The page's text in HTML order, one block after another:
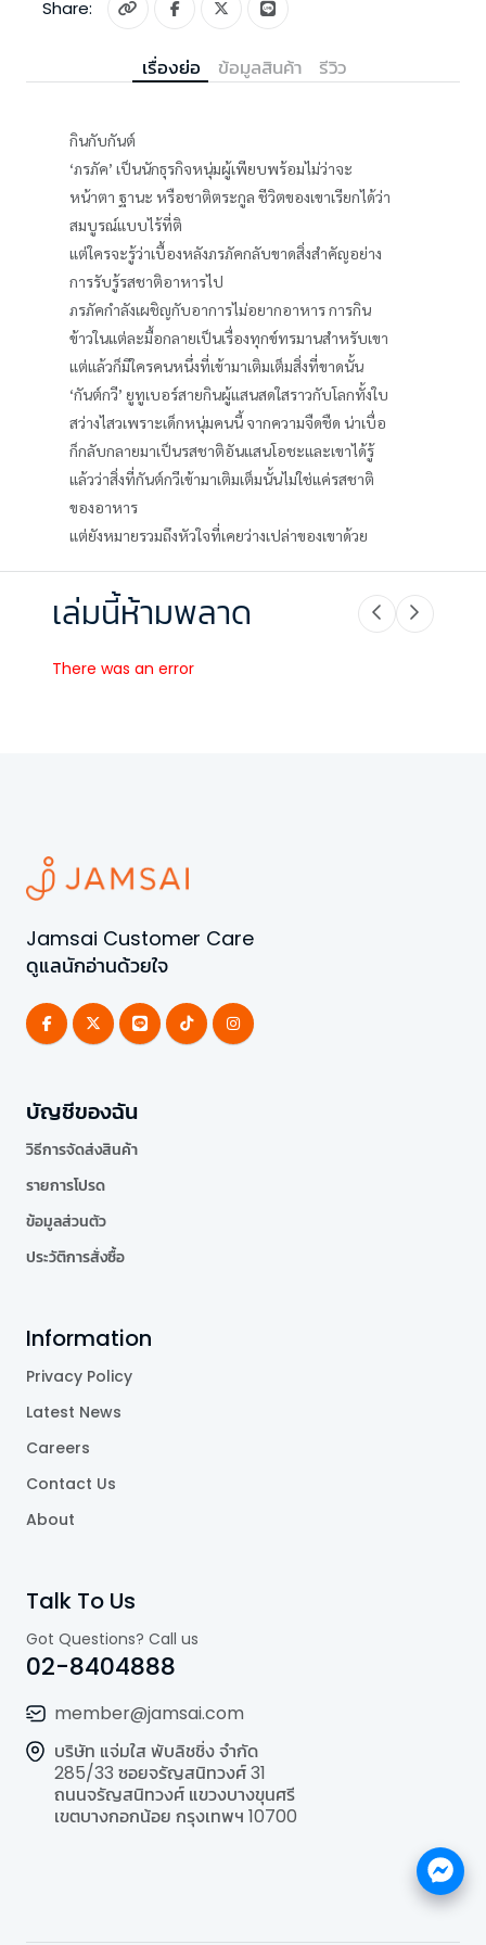
Share:
เรื่องย่อ ข้อมูลสินค้า รีวิว
กินกับกันต์
‘ภรภัค’ เป็นนักธุรกิจหนุ่มผู้เพียบพร้อมไม่ว่าจะ
หน้าตา ฐานะ หรือชาติตระกูล ชีวิตของเขาเรียกได้ว่า
สมบูรณ์แบบไร้ที่ติ
แต่ใครจะรู้ว่าเบื้องหลังภรภัคกลับขาดสิ่งสำคัญอย่าง
การรับรู้รสชาติอาหารไป
ภรภัคกำลังเผชิญกับอาการไม่อยากอาหาร การกิน
ข้าวในแต่ละมื้อกลายเป็นเรื่องทุกข์ทรมานสำหรับเขา
แต่แล้วก็มีใครคนหนึ่งที่เข้ามาเติมเต็มสิ่งที่ขาดนั้น
‘กันต์กวี’ ยูทูเบอร์สายกินผู้แสนสดใสราวกับโลกทั้งใบ
สว่างไสวเพราะเด็กหนุ่มคนนี้ จากความจืดชืด น่าเบื่อ
ก็กลับกลายมาเป็นรสชาติอันแสนโอชะและเขาได้รู้
แล้วว่าสิ่งที่กันต์กวีเข้ามาเติมเต็มนั้นไม่ใช่แค่รสชาติ
ของอาหาร
แต่ยังหมายรวมถึงหัวใจที่เคยว่างเปล่าของเขาด้วย
เล่มนี้ห้ามพลาด
There was an error
Jamsai Customer Care
ดูแลนักอ่านด้วยใจ
บัญชีของฉัน
วิธีการจัดส่งสินค้า
รายการโปรด
ข้อมูลส่วนตัว
ประวัติการสั่งซื้อ
Information
Privacy Policy
Latest News
Careers
Contact Us
About
Talk To Us
Got Questions? Call us
02-8404888
member@jamsai.com
บริษัท แจ่มใส พับลิชชิ่ง จำกัด
285/33 ซอยจรัญสนิทวงศ์ 31
ถนนจรัญสนิทวงศ์ แขวงบางขุนศรี
เขตบางกอกน้อย กรุงเทพฯ 10700